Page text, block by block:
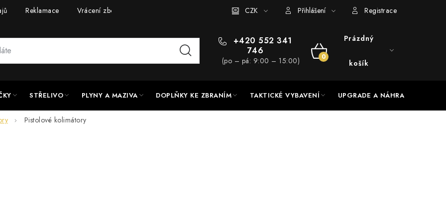
Reklamace Vrácení zboží UPGRADE a servis Hodnocení obchodu
CZK Přihlášení Registrace
+420 552 341
746
(po – pá: 9:00 – 15:00)
NÁKUPNÍ
Prázdný
košík
STŘELIVO PLYNY A MAZIVA DOPLŇKY KE ZBRANÍM TAKTICKÉ VYBAVENÍ UPGRADE A NÁHRADNÍ DÍLY
Pistolové kolimátory